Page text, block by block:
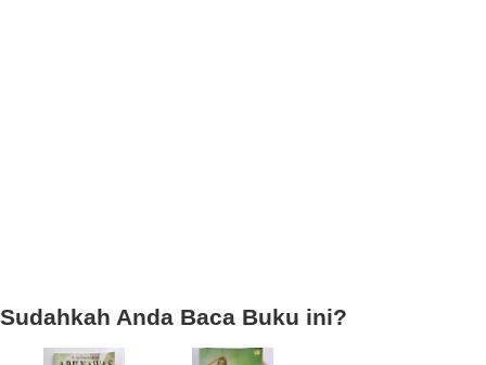
Sudahkah Anda Baca Buku ini?